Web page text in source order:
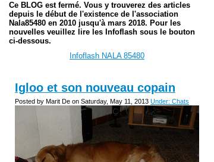
Ce BLOG est fermé. Vous y trouverez des articles
depuis le début de l'existence de l'association
Nala85480 en 2010 jusqu'à mars 2018. Pour les
nouvelles veuillez lire les Infoflash sous le bouton
ci-dessous.
Infoflash NALA 85480
Igloo et son nouveau copain
Posted by Marit De on Saturday, May 11, 2013 Under: Chats